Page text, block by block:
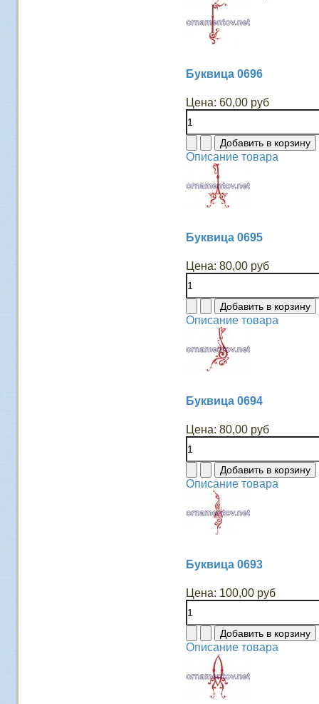
Буквица 0696
Цена: 60,00 руб
Описание товара
Буквица 0695
Цена: 80,00 руб
Описание товара
Буквица 0694
Цена: 80,00 руб
Описание товара
Буквица 0693
Цена: 100,00 руб
Описание товара